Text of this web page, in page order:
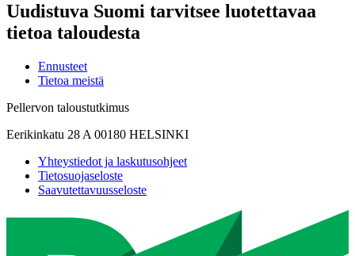
Uudistuva Suomi tarvitsee luotettavaa
tietoa taloudesta
Ennusteet
Tietoa meistä
Pellervon taloustutkimus
Eerikinkatu 28 A 00180 HELSINKI
Yhteystiedot ja laskutusohjeet
Tietosuojaseloste
Saavutettavuusseloste